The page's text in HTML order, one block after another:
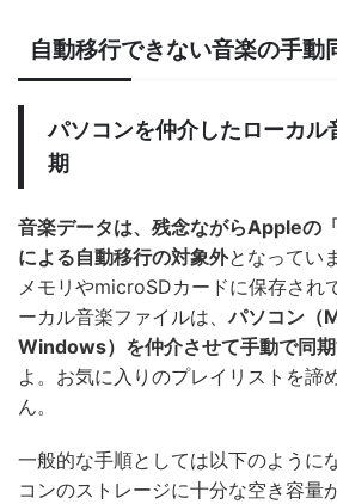
自動移行できない音楽の手動
パソコンを仲介したローカル
期
音楽データは、残念ながらAppleの
による自動移行の対象外となってい
メモリやmicroSDカードに保存され
ーカル音楽ファイルは、パソコン（
Windows）を仲介させて手動で同
よ。お気に入りのプレイリストを諦
ん。
一般的な手順としては以下のように
コンのストレージに十分な空き容量